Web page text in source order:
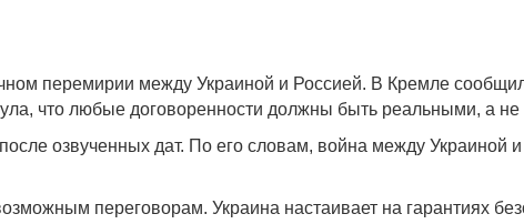
перемирии между Украиной и Россией. В Кремле
что любые договоренности должны быть реальными, а
озвученных дат. По его словам, война между Украиной и
переговорам. Украина настаивает на гарантиях